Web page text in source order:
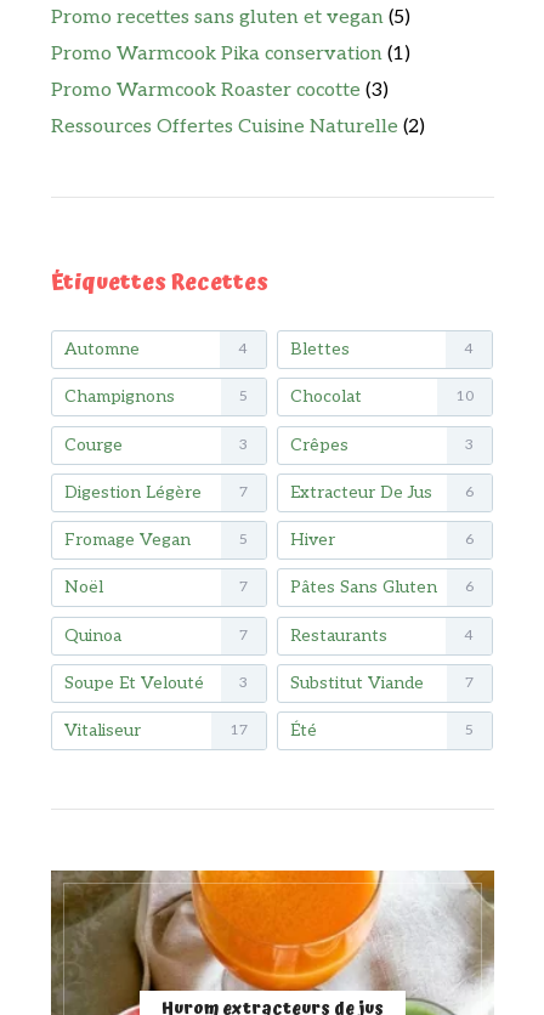
Promo recettes sans gluten et vegan (5)
Promo Warmcook Pika conservation (1)
Promo Warmcook Roaster cocotte (3)
Ressources Offertes Cuisine Naturelle (2)
Étiquettes Recettes
Automne 4 Blettes 4
Champignons 5 Chocolat 10
Courge 3 Crêpes 3
Digestion Légère 7 Extracteur De Jus 6
Fromage Vegan 5 Hiver 6
Noël 7 Pâtes Sans Gluten 6
Quinoa 7 Restaurants 4
Soupe Et Velouté 3 Substitut Viande 7
Vitaliseur 17 Été 5
Hurom extracteurs de jus